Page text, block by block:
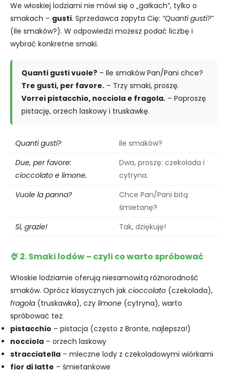
We włoskiej lodziarni nie mówi się o „gałkach”, tylko o
smakach – gusti. Sprzedawca zapyta Cię: “Quanti gusti?”
(Ile smaków?). W odpowiedzi możesz podać liczbę i
wybrać konkretne smaki.
Quanti gusti vuole? – Ile smaków Pan/Pani chce?
Tre gusti, per favore. – Trzy smaki, proszę.
Vorrei pistacchio, nocciola e fragola. – Poproszę
pistację, orzech laskowy i truskawkę.
Quanti gusti?
Ile smaków?
Due, per favore:
cioccolato e limone.
Dwa, proszę: czekolada i
cytryna.
Vuole la panna?
Chce Pan/Pani bitą
śmietanę?
Sì, grazie!
Tak, dziękuję!
🍨 2. Smaki lodów – czyli co warto spróbować
Włoskie lodziarnie oferują niesamowitą różnorodność
smaków. Oprócz klasycznych jak cioccolato (czekolada),
fragola (truskawka), czy limone (cytryna), warto
spróbować też:
pistacchio – pistacja (często z Bronte, najlepsza!)
nocciola – orzech laskowy
stracciatella – mleczne lody z czekoladowymi wiórkami
fior di latte – śmietankowe